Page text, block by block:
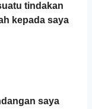
tindakan
kepada saya
saya